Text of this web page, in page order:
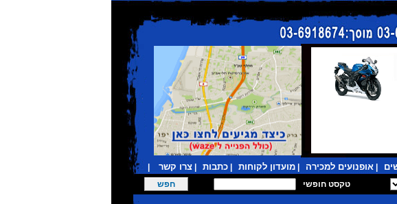
אופנועים למכירה מועדון לקוחות כתבות צרו קשר